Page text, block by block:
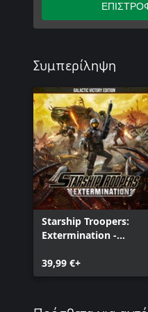
Συμπερίληψη
Starship Troopers:
Extermination -
Edition
39,99 €+